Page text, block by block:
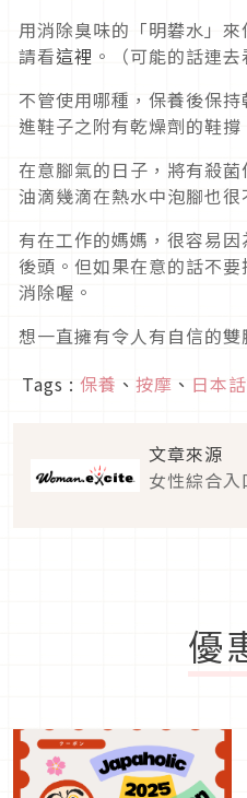
用消除臭味的「明礬水」
請看這裡 。（可能的話連
不管使用哪種，保養後保
進鞋子之附有乾燥劑的鞋
在意腳氣的日子，將有殺
油滴幾滴在熱水中泡腳也很
有在工作的媽媽，很容易
後頭。但如果在意的話不
消除喔。
想一直擁有令人有自信的雙
Tags : 保養 、 按摩 、 日本
文章來源
女性綜合入
優